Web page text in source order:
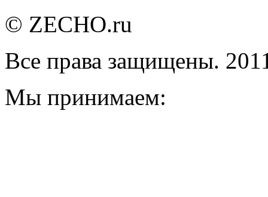
© ZECHO.ru
Все права защищены.
Мы принимаем: